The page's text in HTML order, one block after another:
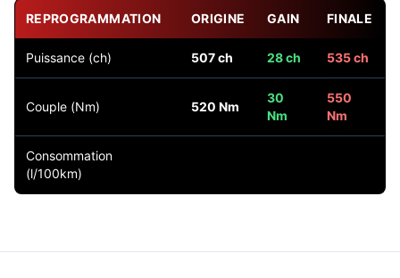
REPROGRAMMATION ORIGINE GAIN FINALE
Puissance (ch) 507 ch 28 ch 535 ch
Couple (Nm) 520 Nm
30
Nm
550
Nm
Consommation
(l/100km)